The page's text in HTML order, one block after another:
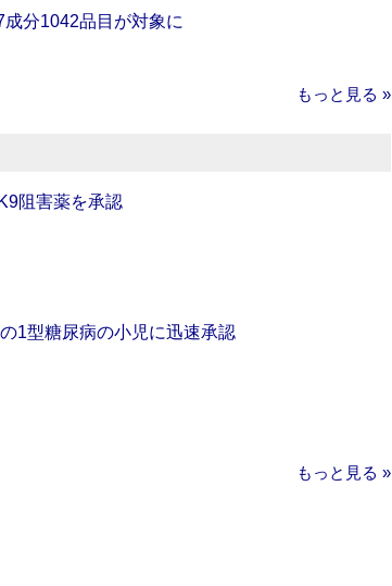
成分1042品目が対象に
もっと見る »
阻害薬を承認
1型糖尿病の小児に迅速承認
もっと見る »